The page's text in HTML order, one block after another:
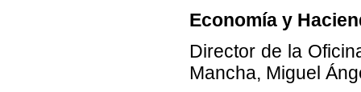
Economía y
Director de la
Mancha, Miguel